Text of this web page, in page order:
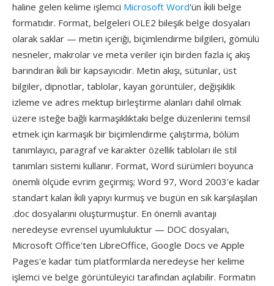
haline gelen kelime işlemci Microsoft Word'ün i̇kili belge
formatıdır. Format, belgeleri OLE2 bileşik belge dosyaları
olarak saklar — metin içeriği, biçimlendirme bilgileri, gömülü
nesneler, makrolar ve meta veriler için birden fazla iç akış
barındıran i̇kili bir kapsayıcıdır. Metin akışı, sütunlar, üst
bilgiler, dipnotlar, tablolar, kayan görüntüler, değişiklik
izleme ve adres mektup birleştirme alanları dahil olmak
üzere isteğe bağlı karmaşıklıktaki belge düzenlerini temsil
etmek için karmaşık bir biçimlendirme çalıştırma, bölüm
tanımlayıcı, paragraf ve karakter özellik tabloları ile stil
tanımları sistemi kullanır. Format, Word sürümleri boyunca
önemli ölçüde evrim geçirmiş; Word 97, Word 2003'e kadar
standart kalan i̇kili yapıyı kurmuş ve bugün en sık karşılaşılan
.doc dosyalarını oluşturmuştur. En önemli avantajı
neredeyse evrensel uyumluluktur — DOC dosyaları,
Microsoft Office'ten LibreOffice, Google Docs ve Apple
Pages'e kadar tüm platformlarda neredeyse her kelime
işlemci ve belge görüntüleyici tarafından açılabilir. Formatın